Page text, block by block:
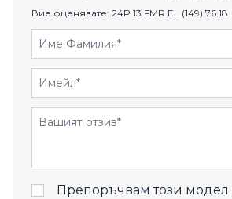
Вие оценявате: 24P 13 FMR EL (149) 76.18
Име Фамилия
Имейл
Отзиви
Препоръчвам този модел